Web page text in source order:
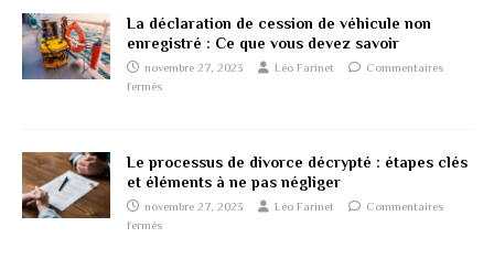
La déclaration de cession de véhicule non
enregistré : Ce que vous devez savoir
novembre 27, 2023 Léo Farinet
Commentaires
fermés
Le processus de divorce décrypté : étapes clés
et éléments à ne pas négliger
novembre 27, 2023 Léo Farinet
Commentaires
fermés